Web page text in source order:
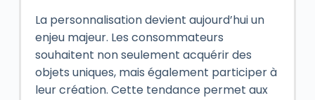
La personnalisation devient aujourd’hui un
enjeu majeur. Les consommateurs
souhaitent non seulement acquérir des
objets uniques, mais également participer à
leur création. Cette tendance permet aux